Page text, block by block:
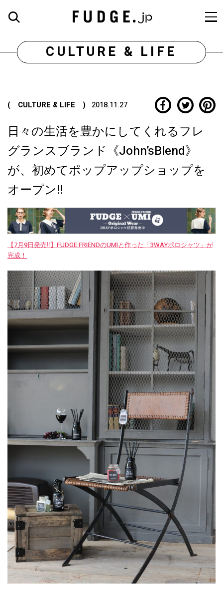
CULTURE & LIFE
( CULTURE & LIFE ) 2018.11.27
日々の生活を豊かにしてくれるフレ
グランスブランド《John’sBlend》
が、初めてポップアップショップを
オープン!!
【7月9日発売‼︎】FUDGE FRIENDのUMIと作った「3WAYポロシャツ」が
完成！